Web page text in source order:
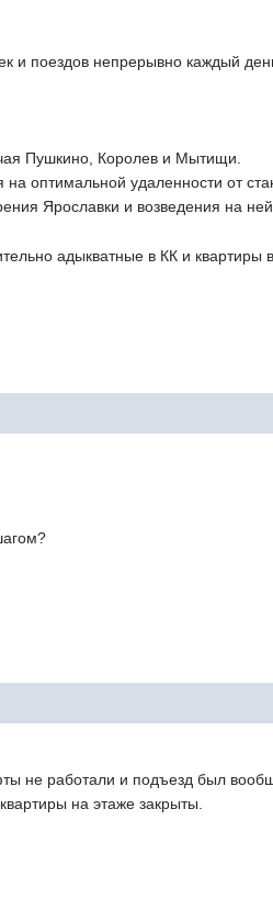
и поездов непрерывно каждый
Пушкино, Королев и Мытищи.
оптимальной удаленности от
Ярославки и возведения на
адыкватные в КК и квартиры
не работали и подъезд был
на этаже закрыты.